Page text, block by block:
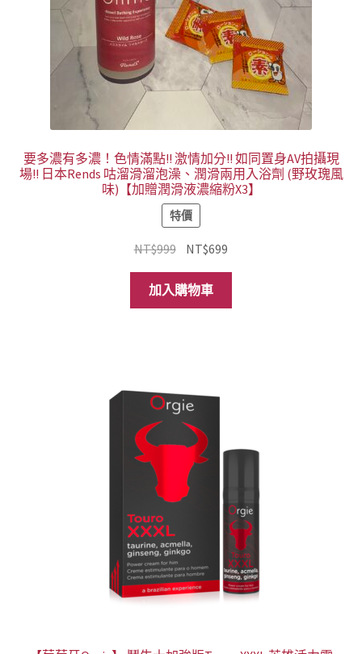
要多濃有多濃！色情滿點!! 激情加分!! 如同置身AV拍攝現
場!! 日本Rends 咕溜滑溜泡澡、潤滑兩用入浴劑 (野玫瑰風
味)【加贈潤滑液濃縮粉X3】
特價
NT$999 原
價
格：
NT$699
格：
加入購物車